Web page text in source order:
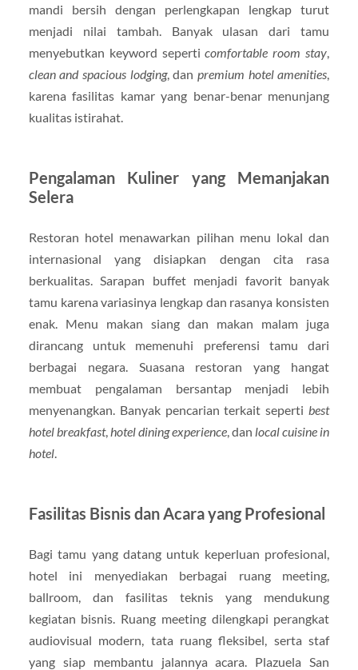
mandi bersih dengan perlengkapan lengkap turut
menjadi nilai tambah. Banyak ulasan dari tamu
menyebutkan keyword seperticomfortable room stay
clean and spacious lodging, dan premium hotel amenities
karena fasilitas kamar yang benar-benar menunjang
kualitas istirahat.
Pengalaman Kuliner yang Memanjakan
Selera
Restoran hotel menawarkan pilihan menu lokal dan
internasional yang disiapkan dengan cita rasa
berkualitas. Sarapan buffet menjadi favorit banyak
tamu karena variasinya lengkap dan rasanya konsisten
enak. Menu makan siang dan makan malam juga
dirancang untuk memenuhi preferensi tamu dari
berbagai negara. Suasana restoran yang hangat
membuat pengalaman bersantap menjadi lebih
menyenangkan. Banyak pencarian terkait seperti best
hotel breakfast, hotel dining experience , dan local cuisine in
hotel.
Fasilitas Bisnis dan Acara yang Profesional
Bagi tamu yang datang untuk keperluan profesional,
hotel ini menyediakan berbagai ruang meeting,
ballroom, dan fasilitas teknis yang mendukung
kegiatan bisnis. Ruang meeting dilengkapi perangkat
audiovisual modern, tata ruang fleksibel, serta staf
yang siap membantu jalannya acara. Plazuela San